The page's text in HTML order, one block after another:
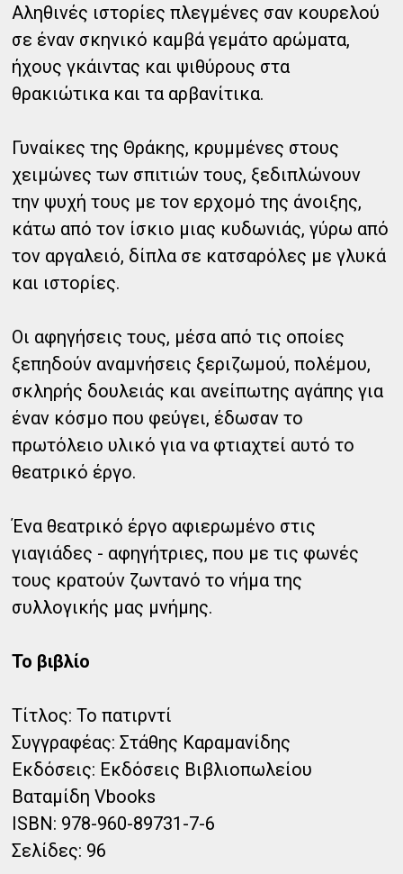
Αληθινές ιστορίες πλεγμένες σαν κουρελού
σε έναν σκηνικό καμβά γεμάτο αρώματα,
ήχους γκάιντας και ψιθύρους στα
θρακιώτικα και τα αρβανίτικα.
Γυναίκες της Θράκης, κρυμμένες στους
χειμώνες των σπιτιών τους, ξεδιπλώνουν
την ψυχή τους με τον ερχομό της άνοιξης,
κάτω από τον ίσκιο μιας κυδωνιάς, γύρω από
τον αργαλειό, δίπλα σε κατσαρόλες με γλυκά
και ιστορίες.
Οι αφηγήσεις τους, μέσα από τις οποίες
ξεπηδούν αναμνήσεις ξεριζωμού, πολέμου,
σκληρής δουλειάς και ανείπωτης αγάπης για
έναν κόσμο που φεύγει, έδωσαν το
πρωτόλειο υλικό για να φτιαχτεί αυτό το
θεατρικό έργο.
Ένα θεατρικό έργο αφιερωμένο στις
γιαγιάδες - αφηγήτριες, που με τις φωνές
τους κρατούν ζωντανό το νήμα της
συλλογικής μας μνήμης.
Το βιβλίο
Τίτλος: Το πατιρντί
Συγγραφέας: Στάθης Καραμανίδης
Εκδόσεις: Εκδόσεις Βιβλιοπωλείου
Βαταμίδη Vbooks
ISBN: 978-960-89731-7-6
Σελίδες: 96